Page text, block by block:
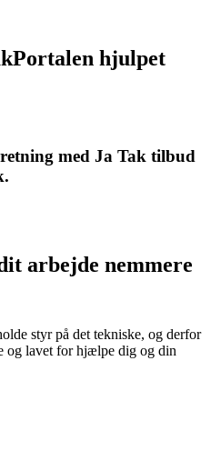
hjulpet
med Ja Tak tilbud
arbejde nemmere
styr på det tekniske, og derfor
og lavet for hjælpe dig og din